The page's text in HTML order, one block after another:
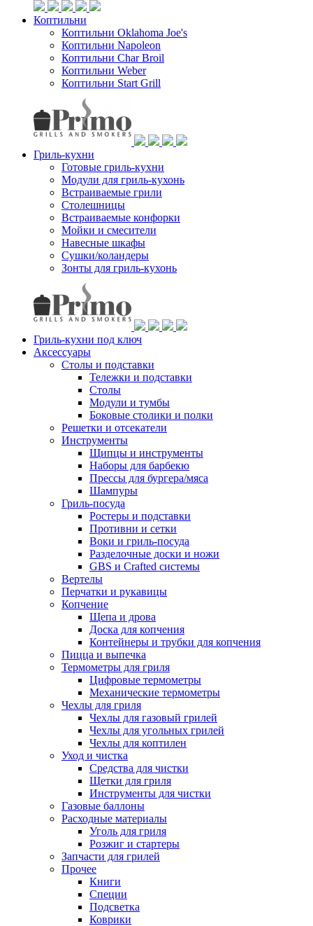
Коптильни
Коптильни Oklahoma Joe's
Коптильни Napoleon
Коптильни Char Broil
Коптильни Weber
Коптильни Start Grill
Гриль-кухни
Готовые гриль-кухни
Модули для гриль-кухонь
Встраиваемые грили
Столешницы
Встраиваемые конфорки
Мойки и смесители
Навесные шкафы
Сушки/коландеры
Зонты для гриль-кухонь
Гриль-кухни под ключ
Аксессуары
Столы и подставки
Тележки и подставки
Столы
Модули и тумбы
Боковые столики и полки
Решетки и отсекатели
Инструменты
Щипцы и инструменты
Наборы для барбекю
Прессы для бургера/мяса
Шампуры
Гриль-посуда
Ростеры и подставки
Противни и сетки
Воки и гриль-посуда
Разделочные доски и ножи
GBS и Crafted системы
Вертелы
Перчатки и рукавицы
Копчение
Щепа и дрова
Доска для копчения
Контейнеры и трубки для копчения
Пицца и выпечка
Термометры для гриля
Цифровые термометры
Механические термометры
Чехлы для гриля
Чехлы для газовый грилей
Чехлы для угольных грилей
Чехлы для коптилен
Уход и чистка
Средства для чистки
Щетки для гриля
Инструменты для чистки
Газовые баллоны
Расходные материалы
Уголь для гриля
Розжиг и стартеры
Запчасти для грилей
Прочее
Книги
Специи
Подсветка
Коврики